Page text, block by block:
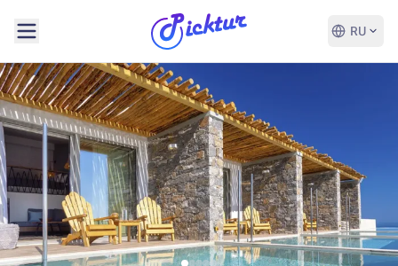
RU